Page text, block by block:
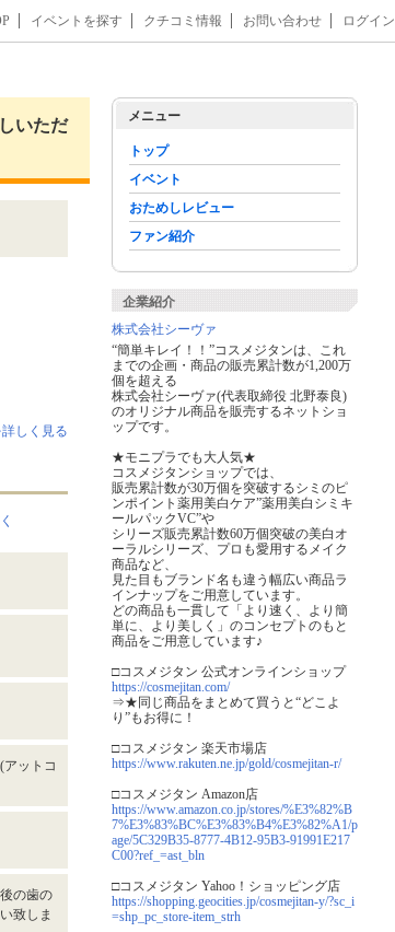
イベントを探す クチコミ情報 お問い合わせ ログイン
いただ
しく見る
ットコ
の歯の
致しま
メニュー
トップ
イベント
おためしレビュー
ファン紹介
企業紹介
株式会社シーヴァ
“簡単キレイ！！”コスメジタンは、これ
までの企画・商品の販売累計数が1,200万
個を超える
株式会社シーヴァ(代表取締役 北野泰良)
のオリジナル商品を販売するネットショ
ップです。
★モニプラでも大人気★
コスメジタンショップでは、
販売累計数が30万個を突破するシミのピ
ンポイント薬用美白ケア”薬用美白シミキ
ールパックVC”や
シリーズ販売累計数60万個突破の美白オ
ーラルシリーズ、プロも愛用するメイク
商品など、
見た目もブランド名も違う幅広い商品ラ
インナップをご用意しています。
どの商品も一貫して「より速く、より簡
単に、より美しく」のコンセプトのもと
商品をご用意しています♪
□コスメジタン 公式オンラインショップ
https://cosmejitan.com/
⇒★同じ商品をまとめて買うと“どこよ
り”もお得に！
□コスメジタン 楽天市場店
https://www.rakuten.ne.jp/gold/cosmejitan-r/
□コスメジタン Amazon店
https://www.amazon.co.jp/stores/%E3%82%B
7%E3%83%BC%E3%83%B4%E3%82%A1/p
age/5C329B35-8777-4B12-95B3-91991E217
C00?ref_=ast_bln
□コスメジタン Yahoo！ショッピング店
https://shopping.geocities.jp/cosmejitan-y/?sc_i
=shp_pc_store-item_strh